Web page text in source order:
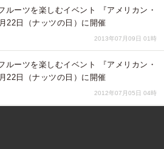
ルーツを楽しむイベント 『アメリカン・
22日（ナッツの日）に開催
2013年07月09日 01時
ルーツを楽しむイベント 『アメリカン・
22日（ナッツの日）に開催
2012年07月05日 04時